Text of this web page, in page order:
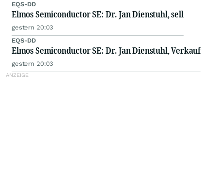
EQS-DD
Elmos Semiconductor SE: Dr. Jan Dienstuhl, sell
gestern 20:03
EQS-DD
Elmos Semiconductor SE: Dr. Jan Dienstuhl, Verkauf
gestern 20:03